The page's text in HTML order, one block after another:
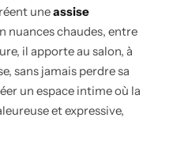
uneassise
nuances chaudes, entre
il apporte au salon, à
sans jamais perdre sa
un espace intime où la
et expressive,